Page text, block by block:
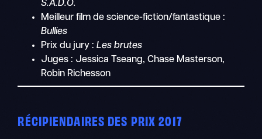
S.A.D.O.
Meilleur film de science-fiction/fantastique :
Bullies
Prix du jury :Les brutes
Juges : Jessica Tseang, Chase Masterson,
Robin Richesson
RÉCIPIENDAIRES DES PRIX 2017